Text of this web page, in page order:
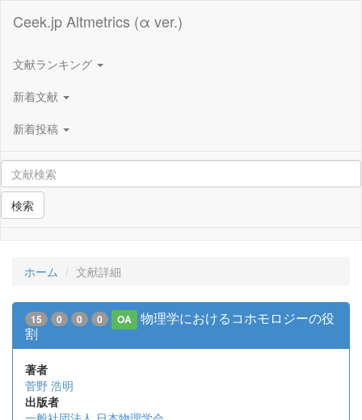
Ceek.jp Altmetrics (α ver.)
文献ランキング
新着文献
新着投稿
検索
ホーム 文献詳細
15 0 0 0 OA
物理学におけるコホモロジーの役
割
著者
菅野 浩明
出版者